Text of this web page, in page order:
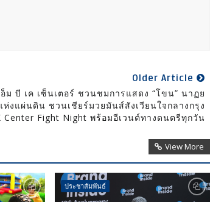
Older Article
อ็ม บี เค เซ็นเตอร์ ชวนชมการแสดง “โขน” นาฏย
งแผ่นดิน ชวนเชียร์มวยมันส์สังเวียนใจกลางกรุง
Center Fight Night พร้อมอีเวนต์ทางดนตรีทุกวัน
View More
ประชาสัมพันธ์